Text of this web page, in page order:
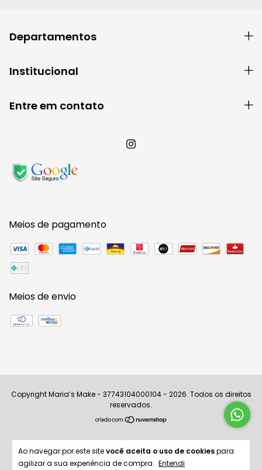
Ao navegar por este sitevocê aceita o uso de cookiespara
agilizar a sua experiência de compra. Entendi
Departamentos
Institucional
Entre em contato
Meios de pagamento
Meios de envio
Copyright Maria’s Make - 37743104000104 - 2026. Todos os direitos
reservados.